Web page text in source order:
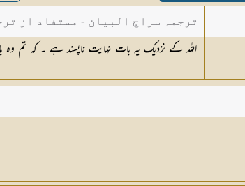
ترجمہ سراج البیان - مستفاد از
الدین دھلوی
اللہ کے نزدیک یہ بات نہایت ناپسند ہے ۔ کہ تم وہ